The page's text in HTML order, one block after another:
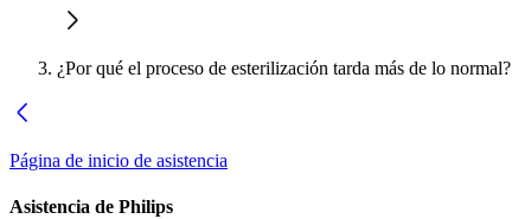
¿Por qué el proceso de esterilización tarda más de lo normal?
Página de inicio de asistencia
Asistencia de Philips